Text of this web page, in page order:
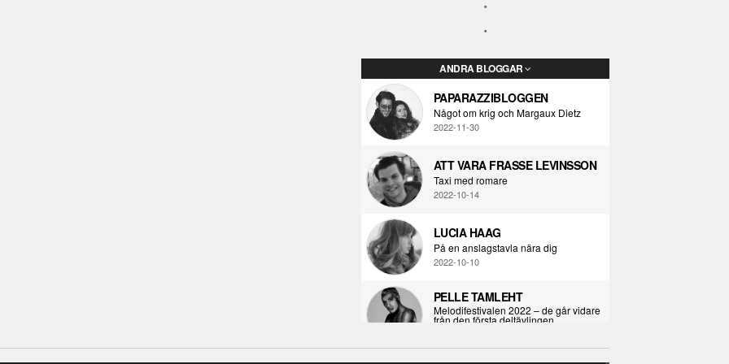
ANDRA BLOGGAR
PAPARAZZIBLOGGEN
Något om krig och Margaux Dietz
2022-11-30
ATT VARA FRASSE LEVINSSON
Taxi med romare
2022-10-14
LUCIA HAAG
På en anslagstavla nära dig
2022-10-10
PELLE TAMLEHT
Melodifestivalen 2022 – de går vidare
från den första deltävlingen